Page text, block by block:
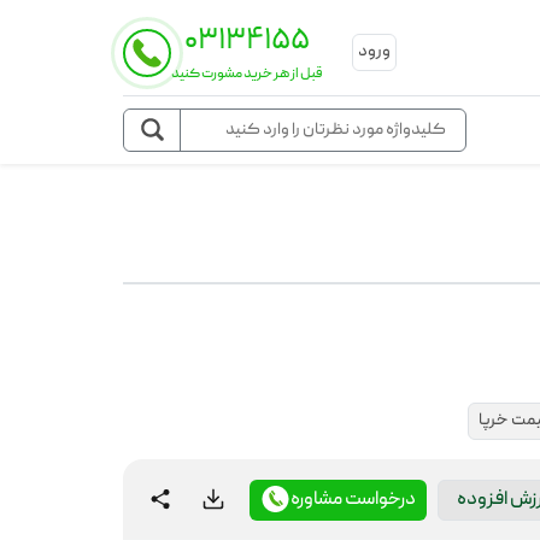
ورود ۰۳۱۳۴۱۵۵
قبل از هر خرید مشورت کنید
خرپا
افزوده درخواست مشاوره